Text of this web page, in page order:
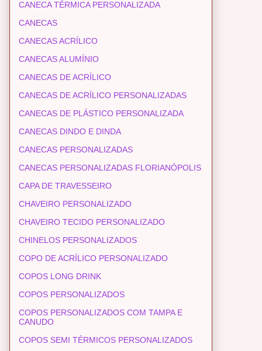
CANECA TÉRMICA PERSONALIZADA
CANECAS
CANECAS ACRÍLICO
CANECAS ALUMÍNIO
CANECAS DE ACRÍLICO
CANECAS DE ACRÍLICO PERSONALIZADAS
CANECAS DE PLÁSTICO PERSONALIZADA
CANECAS DINDO E DINDA
CANECAS PERSONALIZADAS
CANECAS PERSONALIZADAS FLORIANÓPOLIS
CAPA DE TRAVESSEIRO
CHAVEIRO PERSONALIZADO
CHAVEIRO TECIDO PERSONALIZADO
CHINELOS PERSONALIZADOS
COPO DE ACRÍLICO PERSONALIZADO
COPOS LONG DRINK
COPOS PERSONALIZADOS
COPOS PERSONALIZADOS COM TAMPA E
CANUDO
COPOS SEMI TÉRMICOS PERSONALIZADOS